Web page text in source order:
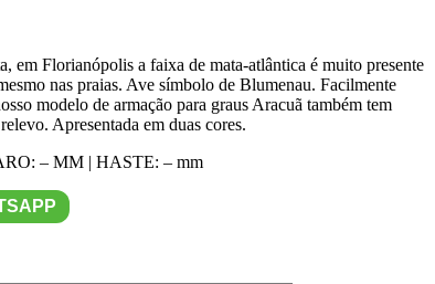
em Florianópolis a faixa de mata-atlântica é muito presente
nas praias. Ave símbolo de Blumenau. Facilmente
modelo de armação para graus Aracuã também tem
Apresentada em duas cores.
– MM | HASTE: – mm